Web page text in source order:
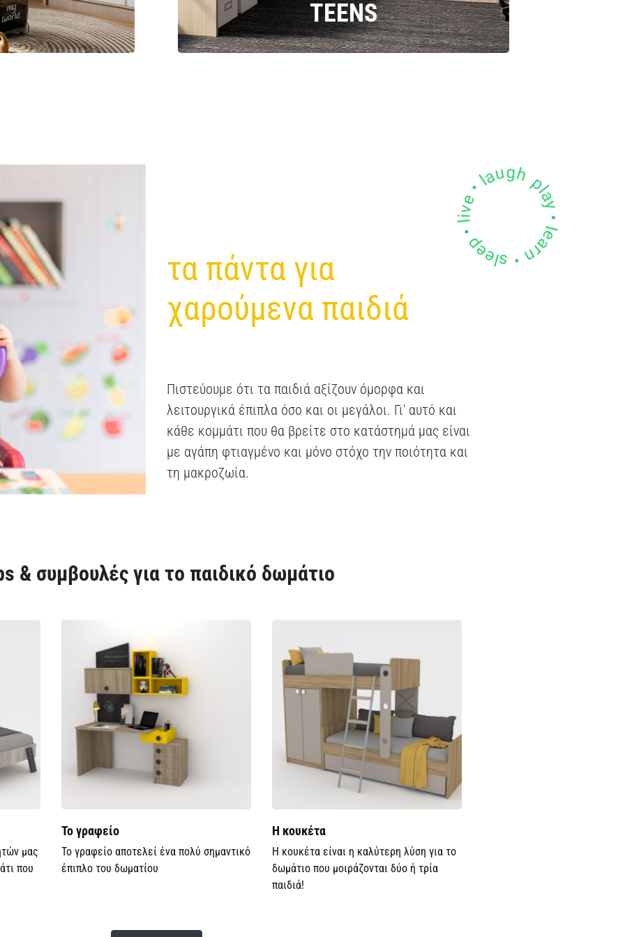
TEENS
τα πάντα για
χαρούμενα παιδιά
Πιστεύουμε ότι τα παιδιά αξίζουν όμορφα και
λειτουργικά έπιπλα όσο και οι μεγάλοι. Γι' αυτό και
κάθε κομμάτι που θα βρείτε στο κατάστημά μας είναι
με αγάπη φτιαγμένο και μόνο στόχο την ποιότητα και
τη μακροζωία.
play • learn • sleep • live • laugh •
& συμβουλές για το παιδικό δωμάτιο
μας
που
Το γραφείο
Το γραφείο αποτελεί ένα πολύ σημαντικό
έπιπλο του δωματίου
Η κουκέτα
Η κουκέτα είναι η καλύτερη λύση για το
δωμάτιο που μοιράζονται δύο ή τρία
παιδιά!